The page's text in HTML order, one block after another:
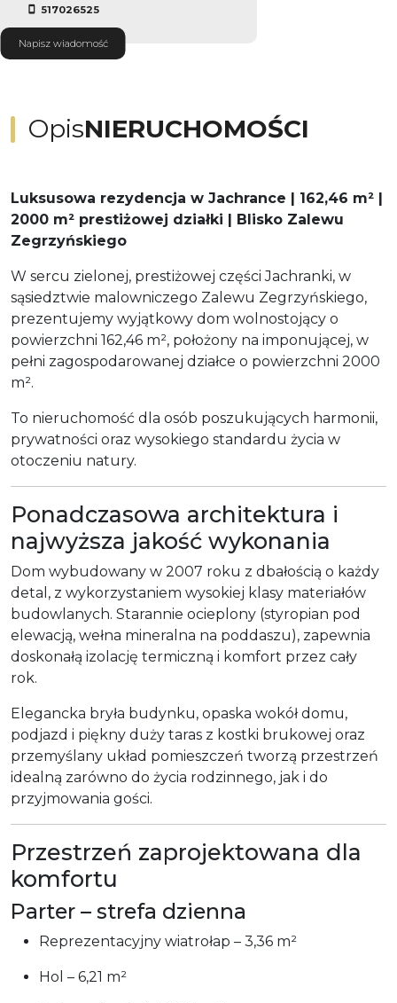
517026525
Napisz wiadomość
OpisNIERUCHOMOŚCI
Luksusowa rezydencja w Jachrance | 162,46 m² |
2000 m² prestiżowej działki | Blisko Zalewu
Zegrzyńskiego
W sercu zielonej, prestiżowej części Jachranki, w
sąsiedztwie malowniczego Zalewu Zegrzyńskiego,
prezentujemy wyjątkowy dom wolnostojący o
powierzchni 162,46 m², położony na imponującej, w
pełni zagospodarowanej działce o powierzchni 2000
m².
To nieruchomość dla osób poszukujących harmonii,
prywatności oraz wysokiego standardu życia w
otoczeniu natury.
Ponadczasowa architektura i
najwyższa jakość wykonania
Dom wybudowany w 2007 roku z dbałością o każdy
detal, z wykorzystaniem wysokiej klasy materiałów
budowlanych. Starannie ocieplony (styropian pod
elewacją, wełna mineralna na poddaszu), zapewnia
doskonałą izolację termiczną i komfort przez cały
rok.
Elegancka bryła budynku, opaska wokół domu,
podjazd i piękny duży taras z kostki brukowej oraz
przemyślany układ pomieszczeń tworzą przestrzeń
idealną zarówno do życia rodzinnego, jak i do
przyjmowania gości.
Przestrzeń zaprojektowana dla
komfortu
Parter – strefa dzienna
Reprezentacyjny wiatrołap – 3,36 m²
Hol – 6,21 m²